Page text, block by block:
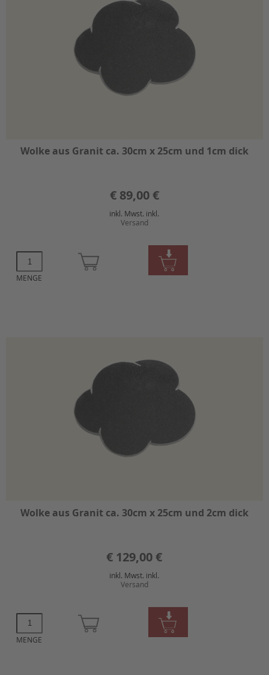
Wolke aus Granit ca. 30cm x 25cm und 1cm dick
€89,00 €
inkl. Mwst. inkl.
Versand
MENGE
Wolke aus Granit ca. 30cm x 25cm und 2cm dick
€ 129,00 €
inkl. Mwst. inkl.
Versand
MENGE